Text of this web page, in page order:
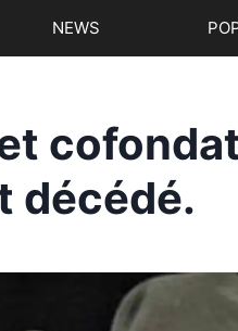
NEWS
décédé.